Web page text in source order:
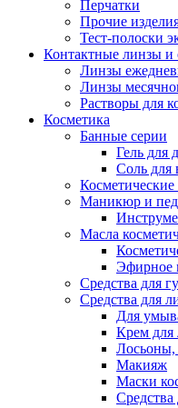
Перчатки
Прочие
Тест-полоски
Контактные линзы и
Линзы
Линзы
Растворы для
Косметика
Банные серии
Гель для
Соль для
Маникюр и
Масла
Эфирное
Средства для
Средства для
Для
Крем для
Лосьоны,
Макияж
Маски